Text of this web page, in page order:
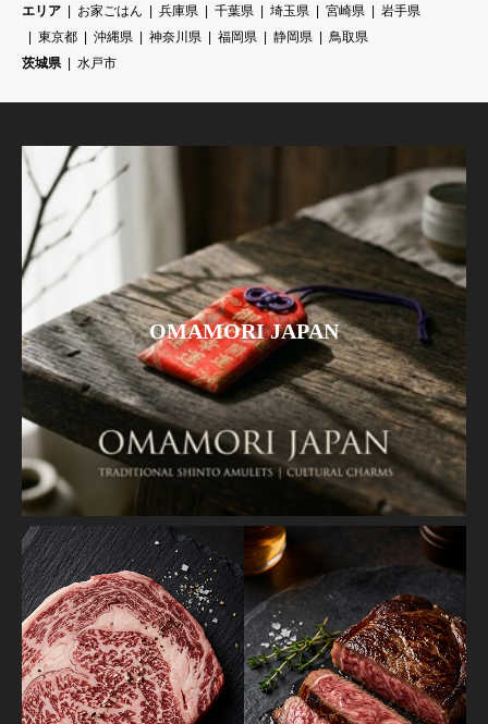
エリア お家ごはん 兵庫県 千葉県 埼玉県 宮崎県
岩手県
東京都
沖縄県 神奈川県 福岡県 静岡県
鳥取県
茨城県
水戸市
OMAMORI JAPAN